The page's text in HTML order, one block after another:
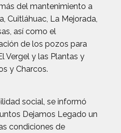
del mantenimiento a
Cuitláhuac, La Mejorada,
así como el
de los pozos para
Vergel y las Plantas y
y Charcos.
social, se informó
Dejamos Legado un
condiciones de